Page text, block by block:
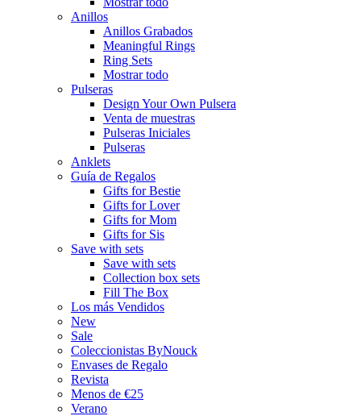
Anillos
Anillos Grabados
Meaningful Rings
Ring Sets
Mostrar todo
Pulseras
Design Your Own Pulsera
Venta de muestras
Pulseras Iniciales
Pulseras
Anklets
Guía de Regalos
Gifts for Bestie
Gifts for Lover
Gifts for Mom
Gifts for Sis
Save with sets
Save with sets
Collection box sets
Fill The Box
Los más Vendidos
New
Sale
Coleccionistas ByNouck
Envases de Regalo
Revista
Menos de €25
Verano